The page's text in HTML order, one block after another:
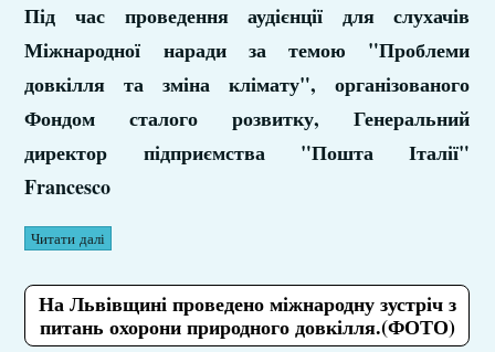
Під час проведення аудієнції для слухачів
Міжнародної наради за темою "Проблеми
довкілля та зміна клімату", організованого
Фондом сталого розвитку, Генеральний
директор підприємства "Пошта Італії"
Francesco
Читати далі
На Львівщині проведено міжнародну зустріч з
питань охорони природного довкілля.(ФОТО)